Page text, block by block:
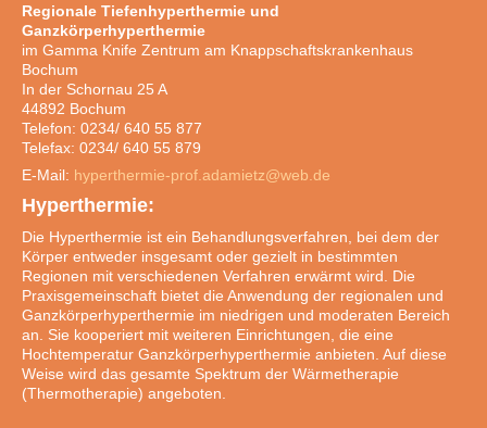
Regionale Tiefenhyperthermie und
Ganzkörperhyperthermie
im Gamma Knife Zentrum am Knappschaftskrankenhaus
Bochum
In der Schornau 25 A
44892 Bochum
Telefon: 0234/ 640 55 877
Telefax: 0234/ 640 55 879
E-Mail: hyperthermie-prof.adamietz@web.de
Hyperthermie:
Die Hyperthermie ist ein Behandlungsverfahren, bei dem der
Körper entweder insgesamt oder gezielt in bestimmten
Regionen mit verschiedenen Verfahren erwärmt wird. Die
Praxisgemeinschaft bietet die Anwendung der regionalen und
Ganzkörperhyperthermie im niedrigen und moderaten Bereich
an. Sie kooperiert mit weiteren Einrichtungen, die eine
Hochtemperatur Ganzkörperhyperthermie anbieten. Auf diese
Weise wird das gesamte Spektrum der Wärmetherapie
(Thermotherapie) angeboten.